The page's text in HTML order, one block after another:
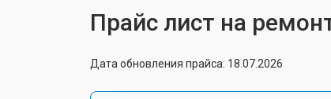
Прайс лист на
Дата обновления прайса: 18.07.2026